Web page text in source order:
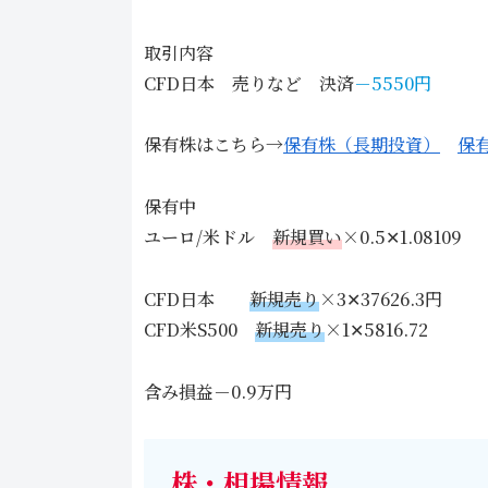
取引内容
CFD日本 売りなど 決済－5550円
保有株はこちら→保有株（長期投資） 保
保有中
ユーロ/米ドル 新規買い×0.5✕1.08109
CFD日本 新規売り×3✕37626.3円
CFD米S500 新規売り×1✕5816.72
含み損益－0.9万円